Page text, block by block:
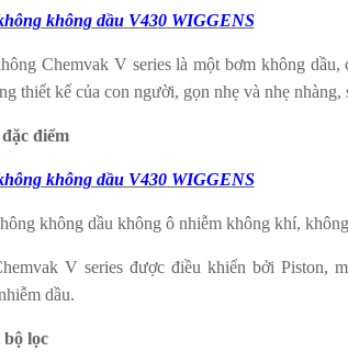
không dầu V430WIGGENS
Chemvak V series là một bơm không
thiết kế của con người, gọn nhẹ và nhẹ nhàng,
điểm
không dầu V430WIGGENS
không dầu không ô nhiễm không khí,
V series được điều khiển bởi Piston,
dầu.
lọc